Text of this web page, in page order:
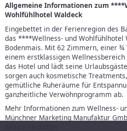
Allgemeine Informationen zum
Wohlfühlhotel Waldeck
Eingebettet in der Ferienregion des
das ****Wellness- und Wohlfühlhotel
Bodenmais. Mit 62 Zimmern, einer ¾
einem erstklassigen
das Hotel und lädt seine
sorgen auch kosmetische
gemütliche Ruheräume für
ganzheitliche Verwöhnprogramm ab.
Mehr Informationen zum Wellness-
Münchner Marketing Manufaktur